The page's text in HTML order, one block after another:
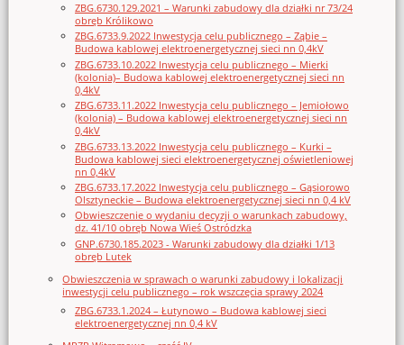
ZBG.6730.129.2021 – Warunki zabudowy dla działki nr 73/24
obręb Królikowo
ZBG.6733.9.2022 Inwestycja celu publicznego – Ząbie –
Budowa kablowej elektroenergetycznej sieci nn 0,4kV
ZBG.6733.10.2022 Inwestycja celu publicznego – Mierki
(kolonia)– Budowa kablowej elektroenergetycznej sieci nn
0,4kV
ZBG.6733.11.2022 Inwestycja celu publicznego – Jemiołowo
(kolonia) – Budowa kablowej elektroenergetycznej sieci nn
0,4kV
ZBG.6733.13.2022 Inwestycja celu publicznego – Kurki –
Budowa kablowej sieci elektroenergetycznej oświetleniowej
nn 0,4kV
ZBG.6733.17.2022 Inwestycja celu publicznego – Gąsiorowo
Olsztyneckie – Budowa elektroenergetycznej sieci nn 0,4 kV
Obwieszczenie o wydaniu decyzji o warunkach zabudowy,
dz. 41/10 obręb Nowa Wieś Ostródzka
GNP.6730.185.2023 - Warunki zabudowy dla działki 1/13
obręb Lutek
Obwieszczenia w sprawach o warunki zabudowy i lokalizacji
inwestycji celu publicznego – rok wszczęcia sprawy 2024
ZBG.6733.1.2024 – Łutynowo – Budowa kablowej sieci
elektroenergetycznej nn 0,4 kV